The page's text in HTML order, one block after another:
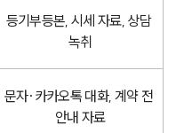
등기부등본, 시세 자료, 상담
녹취
문자·카카오톡 대화, 계약 전
안내 자료